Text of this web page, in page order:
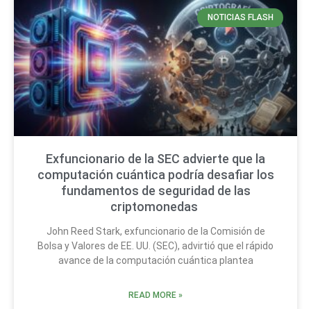
NOTICIAS FLASH
Exfuncionario de la SEC advierte que la
computación cuántica podría desafiar los
fundamentos de seguridad de las
criptomonedas
John Reed Stark, exfuncionario de la Comisión de
Bolsa y Valores de EE. UU. (SEC), advirtió que el rápido
avance de la computación cuántica plantea
READ MORE »